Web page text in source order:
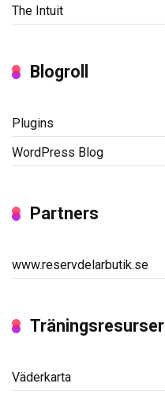
The Intuit
Blogroll
Plugins
WordPress Blog
Partners
www.reservdelarbutik.se
Träningsresurser
Väderkarta